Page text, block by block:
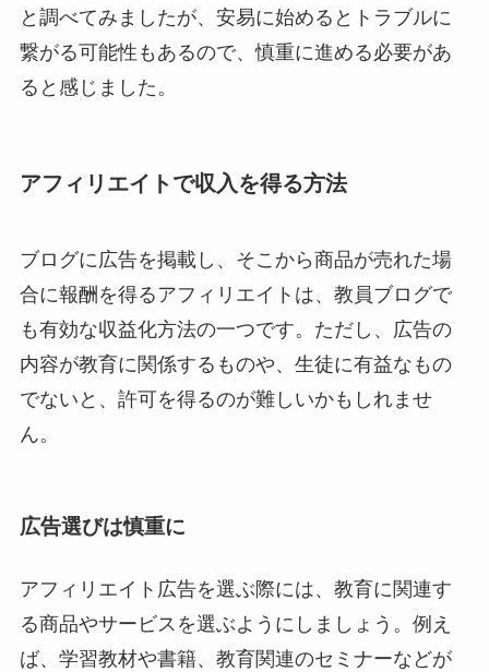
と調べてみましたが、安易に始めるとトラブルに
繋がる可能性もあるので、慎重に進める必要があ
ると感じました。
アフィリエイトで収入を得る方法
ブログに広告を掲載し、そこから商品が売れた場
合に報酬を得るアフィリエイトは、教員ブログで
も有効な収益化方法の一つです。ただし、広告の
内容が教育に関係するものや、生徒に有益なもの
でないと、許可を得るのが難しいかもしれませ
ん。
広告選びは慎重に
アフィリエイト広告を選ぶ際には、教育に関連す
る商品やサービスを選ぶようにしましょう。例え
ば、学習教材や書籍、教育関連のセミナーなどが